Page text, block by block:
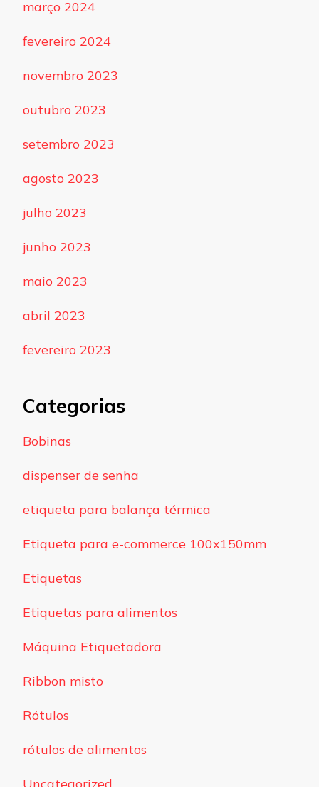
março 2024
fevereiro 2024
novembro 2023
outubro 2023
setembro 2023
agosto 2023
julho 2023
junho 2023
maio 2023
abril 2023
fevereiro 2023
Categorias
Bobinas
dispenser de senha
etiqueta para balança térmica
Etiqueta para e-commerce 100x150mm
Etiquetas
Etiquetas para alimentos
Máquina Etiquetadora
Ribbon misto
Rótulos
rótulos de alimentos